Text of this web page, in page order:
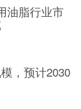
油脂行业市
，预计2030